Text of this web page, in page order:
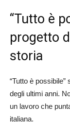
“Tutto è
progetto
storia
“Tutto è
degli ultimi anni.
un lavoro che
italiana.